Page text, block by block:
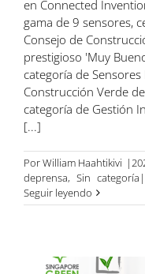
en Connected
gama de 9 sensores,
Consejo de
prestigioso 'Muy
categoría de
Construcción Verde
categoría de Gestión
[...]
PorWilliam Haahtikivi
deprensa, Sin categoría|
Seguir leyendo